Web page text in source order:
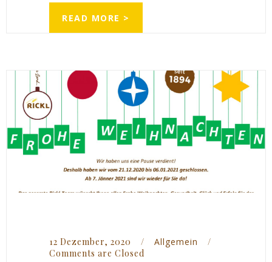
READ MORE >
12 Dezember, 2020 / Allgemein
/
Comments are Closed